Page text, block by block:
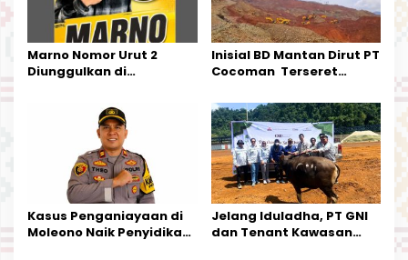
Marno Nomor Urut 2
Diunggulkan di
Kesederhanaannya Jadi
Harapan Warga
Inisial BD Mantan Dirut PT
Cocoman Terseret
Tata Kelola Tambang
Kalimantan Barat
Kasus Penganiayaan di
Moleono Naik Penyidikan,
Jelang Iduladha, PT GNI
dan Tenant Kawasan